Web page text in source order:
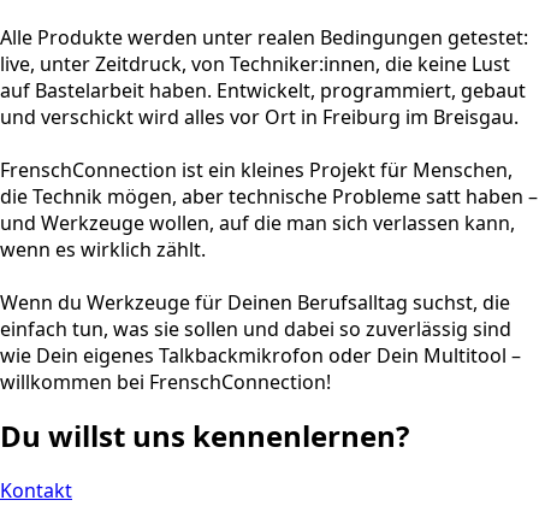
Alle Produkte werden unter realen Bedingungen getestet:
live, unter Zeitdruck, von Techniker:innen, die keine Lust
auf Bastelarbeit haben. Entwickelt, programmiert, gebaut
und verschickt wird alles vor Ort in Freiburg im Breisgau.
FrenschConnection ist ein kleines Projekt für Menschen,
die Technik mögen, aber technische Probleme satt haben –
und Werkzeuge wollen, auf die man sich verlassen kann,
wenn es wirklich zählt.
Wenn du Werkzeuge für Deinen Berufsalltag suchst, die
einfach tun, was sie sollen und dabei so zuverlässig sind
wie Dein eigenes Talkbackmikrofon oder Dein Multitool –
willkommen bei FrenschConnection!
Du willst uns kennenlernen?
Kontakt